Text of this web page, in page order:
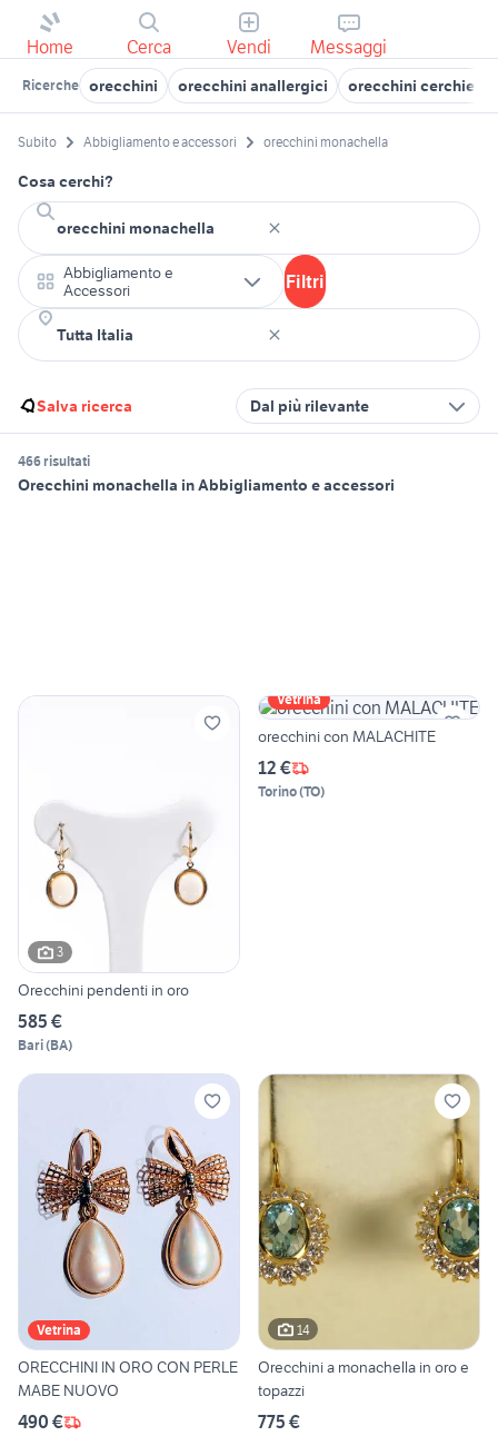
Home Cerca Vendi Messaggi
Ricerche orecchini orecchini anallergici orecchini cerchietti
Subito Abbigliamento e accessori orecchini monachella
Cosa cerchi?
Abbigliamento e
Accessori
Filtri
Salva ricerca Dal più rilevante
466 risultati
Orecchini monachella in Abbigliamento e accessori
3
Orecchini pendenti in oro
585 €
Bari(BA)
Vetrina
orecchini con MALACHITE
12 €
Torino(TO)
Vetrina
ORECCHINI IN ORO CON PERLE
MABE NUOVO
490 €
14
Orecchini a monachella in oro e
topazzi
775 €